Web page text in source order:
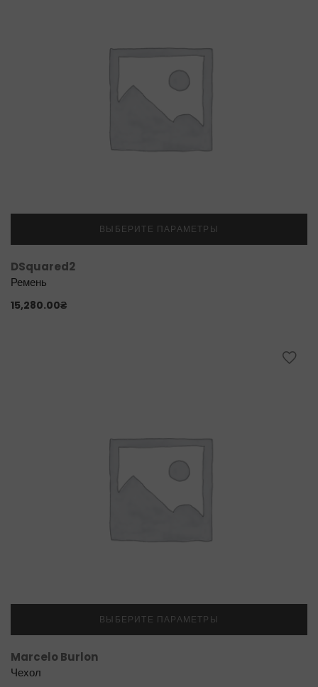
ВЫБЕРИТЕ ПАРАМЕТРЫ
DSquared2
Ремень
15,280.00₴
ВЫБЕРИТЕ ПАРАМЕТРЫ
Marcelo Burlon
Чехол